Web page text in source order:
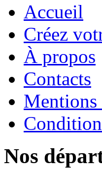
Accueil
Créez
À propos
Contacts
Mentions
Nos